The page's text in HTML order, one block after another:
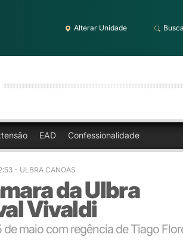
Alterar Unidade
EAD Confessionalidade
- ULBRA CANOAS
da Ulbra
Vivaldi
maio com regência de Tiago